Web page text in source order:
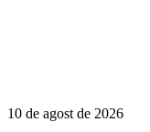
10 de agost de 2026